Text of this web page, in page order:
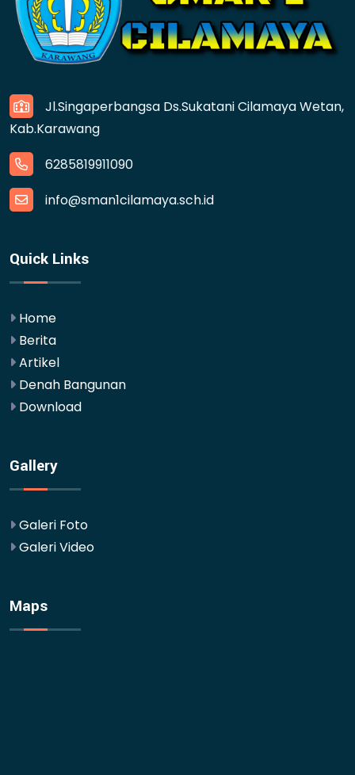
Jl.Singaperbangsa Ds.Sukatani Cilamaya Wetan,
Kab.Karawang
6285819911090
info@sman1cilamaya.sch.id
Quick Links
Home
Berita
Artikel
Denah Bangunan
Download
Gallery
Galeri Foto
Galeri Video
Maps